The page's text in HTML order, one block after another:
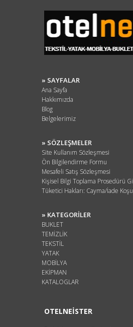
» SAYFALAR
Ana Sayfa
Hakkımızda
Blog
Belgelerimiz
» SÖZLEŞMELER
Site Kullanım Sözleşmesi
Ön Bilgilendirme Formu
Mesafeli Satış Sözleşmesi
Kişisel Bilgi Toplama Prosedürü
Tüketici Hakları: Cayma/İade
» KATEGORİLER
BUKLET
TEMİZLİK
TEKSTİL
YATAK
MOBİLYA
EKİPMAN
KATALOGLAR
OTELNEİSTER